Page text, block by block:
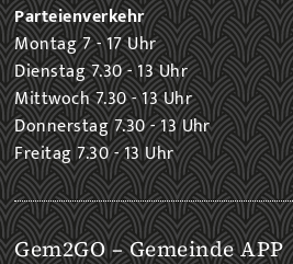
Parteienverkehr
Montag 7 - 17 Uhr
Dienstag 7.30 - 13 Uhr
Mittwoch 7.30 - 13 Uhr
Donnerstag 7.30 - 13 Uhr
Freitag 7.30 - 13 Uhr
Gem2GO – Gemeinde APP